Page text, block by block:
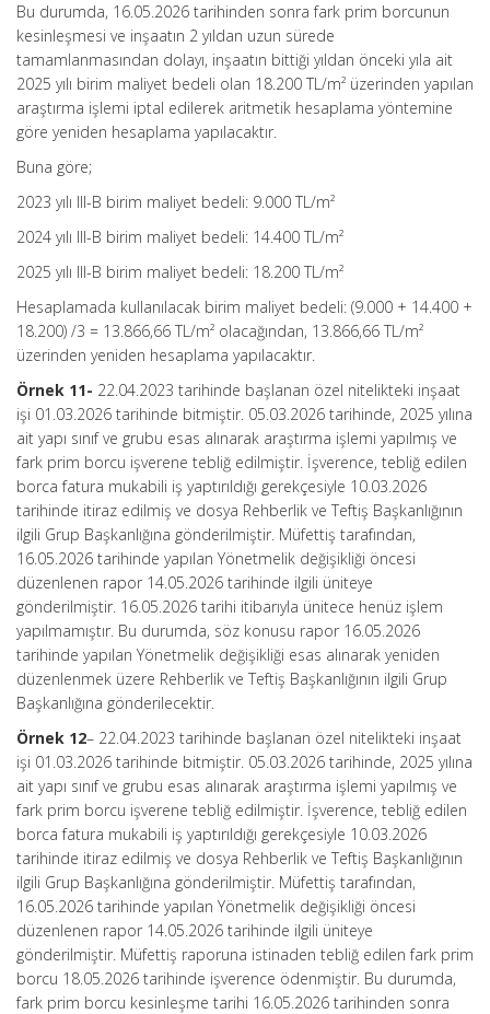
Bu durumda, 16.05.2026 tarihinden sonra fark prim borcunun
kesinleşmesi ve inşaatın 2 yıldan uzun sürede
tamamlanmasından dolayı, inşaatın bittiği yıldan önceki yıla ait
2025 yılı birim maliyet bedeli olan 18.200 TL/m² üzerinden yapılan
araştırma işlemi iptal edilerek aritmetik hesaplama yöntemine
göre yeniden hesaplama yapılacaktır.
Buna göre;
2023 yılı III-B birim maliyet bedeli: 9.000 TL/m²
2024 yılı III-B birim maliyet bedeli: 14.400 TL/m²
2025 yılı III-B birim maliyet bedeli: 18.200 TL/m²
Hesaplamada kullanılacak birim maliyet bedeli: (9.000 + 14.400 +
18.200) /3 = 13.866,66 TL/m² olacağından, 13.866,66 TL/m²
üzerinden yeniden hesaplama yapılacaktır.
Örnek 11- 22.04.2023 tarihinde başlanan özel nitelikteki inşaat
işi 01.03.2026 tarihinde bitmiştir. 05.03.2026 tarihinde, 2025 yılına
ait yapı sınıf ve grubu esas alınarak araştırma işlemi yapılmış ve
fark prim borcu işverene tebliğ edilmiştir. İşverence, tebliğ edilen
borca fatura mukabili iş yaptırıldığı gerekçesiyle 10.03.2026
tarihinde itiraz edilmiş ve dosya Rehberlik ve Teftiş Başkanlığının
ilgili Grup Başkanlığına gönderilmiştir. Müfettiş tarafından,
16.05.2026 tarihinde yapılan Yönetmelik değişikliği öncesi
düzenlenen rapor 14.05.2026 tarihinde ilgili üniteye
gönderilmiştir. 16.05.2026 tarihi itibarıyla ünitece henüz işlem
yapılmamıştır. Bu durumda, söz konusu rapor 16.05.2026
tarihinde yapılan Yönetmelik değişikliği esas alınarak yeniden
düzenlenmek üzere Rehberlik ve Teftiş Başkanlığının ilgili Grup
Başkanlığına gönderilecektir.
Örnek 12– 22.04.2023 tarihinde başlanan özel nitelikteki inşaat
işi 01.03.2026 tarihinde bitmiştir. 05.03.2026 tarihinde, 2025 yılına
ait yapı sınıf ve grubu esas alınarak araştırma işlemi yapılmış ve
fark prim borcu işverene tebliğ edilmiştir. İşverence, tebliğ edilen
borca fatura mukabili iş yaptırıldığı gerekçesiyle 10.03.2026
tarihinde itiraz edilmiş ve dosya Rehberlik ve Teftiş Başkanlığının
ilgili Grup Başkanlığına gönderilmiştir. Müfettiş tarafından,
16.05.2026 tarihinde yapılan Yönetmelik değişikliği öncesi
düzenlenen rapor 14.05.2026 tarihinde ilgili üniteye
gönderilmiştir. Müfettiş raporuna istinaden tebliğ edilen fark prim
borcu 18.05.2026 tarihinde işverence ödenmiştir. Bu durumda,
fark prim borcu kesinleşme tarihi 16.05.2026 tarihinden sonra